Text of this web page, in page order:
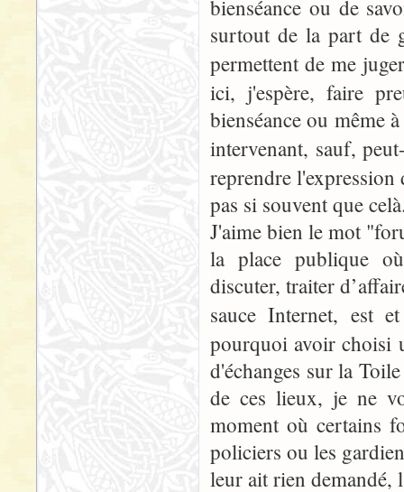
bienséance ou de
surtout de la part de
permettent de me
ici, j'espère, faire
bienséance ou même
intervenant, sauf,
reprendre l'expression
pas si souvent que
J'aime bien le mot
la place publique
discuter, traiter
sauce Internet, est
pourquoi avoir choisi
d'échanges sur la
de ces lieux, je ne
moment où certains
policiers ou les
leur ait rien demandé,